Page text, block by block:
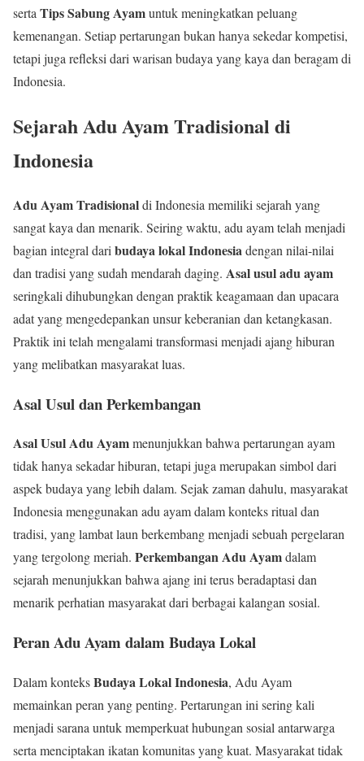
serta Tips Sabung Ayamuntuk meningkatkan peluang
kemenangan. Setiap pertarungan bukan hanya sekedar kompetisi,
tetapi juga refleksi dari warisan budaya yang kaya dan beragam di
Indonesia.
Sejarah Adu Ayam Tradisional di
Indonesia
Adu Ayam Tradisionaldi Indonesia memiliki sejarah yang
sangat kaya dan menarik. Seiring waktu, adu ayam telah menjadi
bagian integral dari budaya lokal Indonesiadengan nilai-nilai
dan tradisi yang sudah mendarah daging. Asal usul adu ayam
seringkali dihubungkan dengan praktik keagamaan dan upacara
adat yang mengedepankan unsur keberanian dan ketangkasan.
Praktik ini telah mengalami transformasi menjadi ajang hiburan
yang melibatkan masyarakat luas.
Asal Usul dan Perkembangan
Asal Usul Adu Ayammenunjukkan bahwa pertarungan ayam
tidak hanya sekadar hiburan, tetapi juga merupakan simbol dari
aspek budaya yang lebih dalam. Sejak zaman dahulu, masyarakat
Indonesia menggunakan adu ayam dalam konteks ritual dan
tradisi, yang lambat laun berkembang menjadi sebuah pergelaran
yang tergolong meriah. Perkembangan Adu Ayamdalam
sejarah menunjukkan bahwa ajang ini terus beradaptasi dan
menarik perhatian masyarakat dari berbagai kalangan sosial.
Peran Adu Ayam dalam Budaya Lokal
Dalam konteksBudaya Lokal Indonesia, Adu Ayam
memainkan peran yang penting. Pertarungan ini sering kali
menjadi sarana untuk memperkuat hubungan sosial antarwarga
serta menciptakan ikatan komunitas yang kuat. Masyarakat tidak